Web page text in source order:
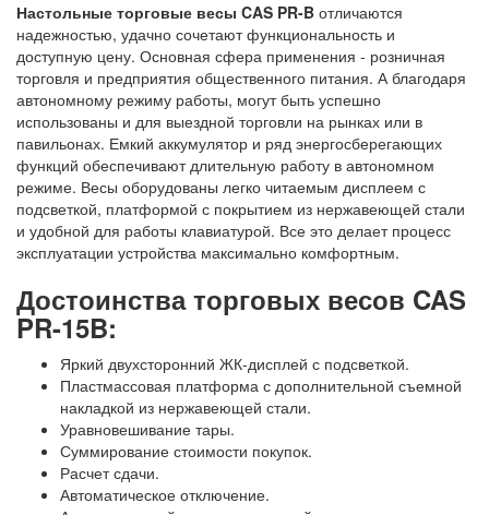
Настольные торговые весы CAS PR-B отличаются
надежностью, удачно сочетают функциональность и
доступную цену. Основная сфера применения - розничная
торговля и предприятия общественного питания. А благодаря
автономному режиму работы, могут быть успешно
использованы и для выездной торговли на рынках или в
павильонах. Емкий аккумулятор и ряд энергосберегающих
функций обеспечивают длительную работу в автономном
режиме. Весы оборудованы легко читаемым дисплеем с
подсветкой, платформой с покрытием из нержавеющей стали
и удобной для работы клавиатурой. Все это делает процесс
эксплуатации устройства максимально комфортным.
Достоинства торговых весов CAS
PR-15B:
Яркий двухсторонний ЖК-дисплей с подсветкой.
Пластмассовая платформа с дополнительной съемной
накладкой из нержавеющей стали.
Уравновешивание тары.
Суммирование стоимости покупок.
Расчет сдачи.
Автоматическое отключение.